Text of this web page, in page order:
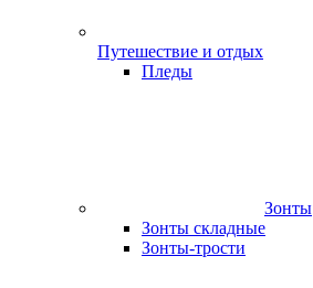
Путешествие и отдых
Пледы
Зонты
Зонты складные
Зонты-трости